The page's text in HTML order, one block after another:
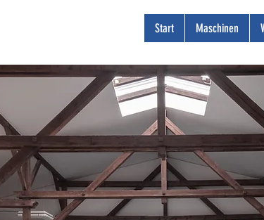
Start Maschinen